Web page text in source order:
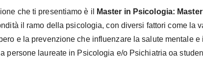
che ti presentiamo è il Master in Psicologia:
il ramo della psicologia, con diversi fattori come la
e la prevenzione che influenzare la salute mentale
persone laureate in Psicologia e/o Psichiatria oa